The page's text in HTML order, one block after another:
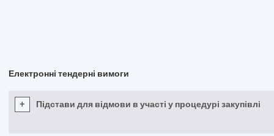
Електронні тендерні вимоги
+ Підстави для відмови в участі у процедурі закупівлі